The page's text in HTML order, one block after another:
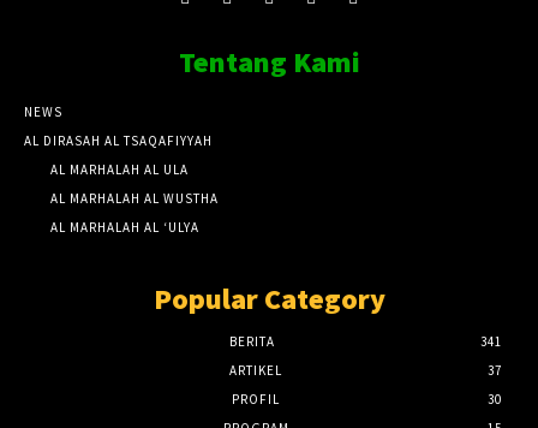
Tentang Kami
NEWS
AL DIRASAH AL TSAQAFIYYAH
AL MARHALAH AL ULA
AL MARHALAH AL WUSTHA
AL MARHALAH AL ‘ULYA
Popular Category
BERITA
341
ARTIKEL
37
PROFIL
30